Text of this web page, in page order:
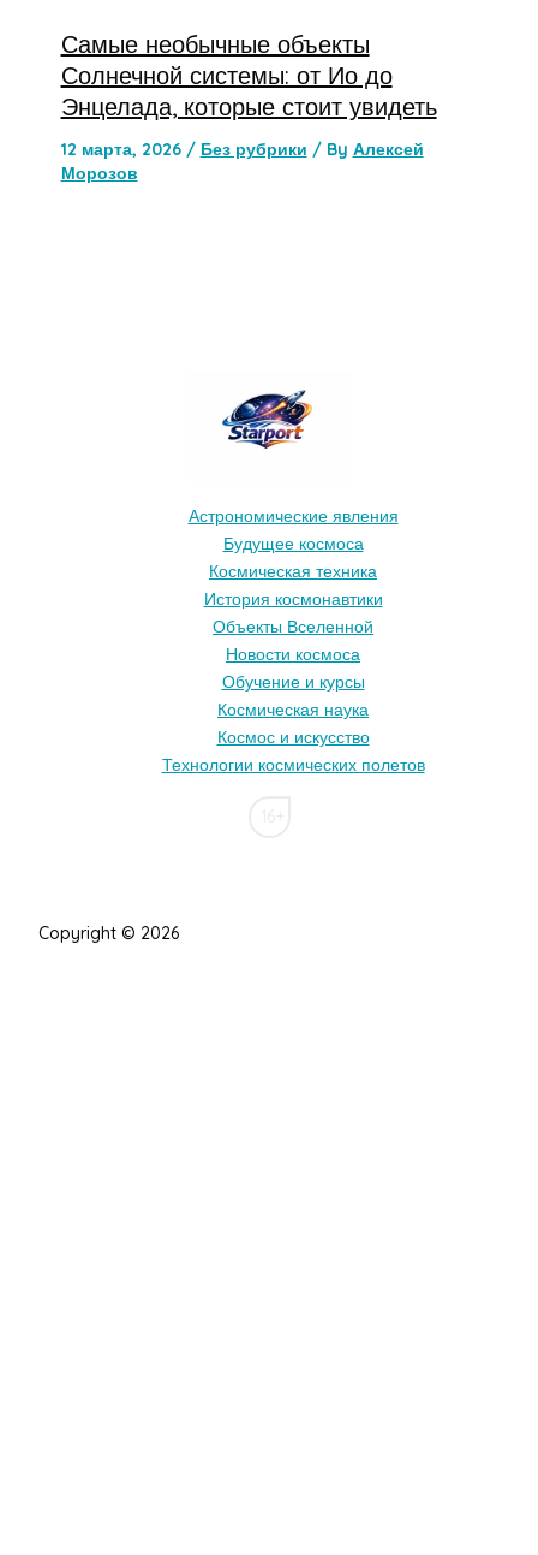
Самые необычные объекты
Солнечной системы: от Ио до
Энцелада, которые стоит увидеть
12 марта, 2026 / Без рубрики / By Алексей
Морозов
Астрономические явления
Будущее космоса
Космическая техника
История космонавтики
Объекты Вселенной
Новости космоса
Обучение и курсы
Космическая наука
Космос и искусство
Технологии космических полетов
Copyright © 2026